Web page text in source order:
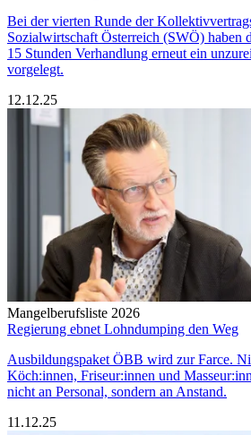
Bei der vierten Runde der
Sozialwirtschaft Österreich (SWÖ) haben
15 Stunden Verhandlung erneut ein
vorgelegt.
12.12.25
Mangelberufsliste 2026
Regierung ebnet Lohndumping den Weg
Ausbildungspaket ÖBB wird zur Farce.
Köch:innen, Friseur:innen und
nicht an Personal, sondern an Anstand.
11.12.25